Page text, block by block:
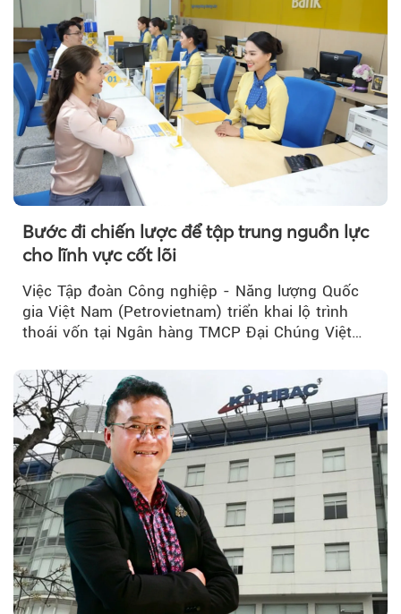
Theo Sở hữu trí
Bước đi chiến lược để tập trung nguồn lực
cho lĩnh vực cốt lõi
Việc Tập đoàn Công nghiệp - Năng lượng Quốc
gia Việt Nam (Petrovietnam) triển khai lộ trình
thoái vốn tại Ngân hàng TMCP Đại Chúng Việt